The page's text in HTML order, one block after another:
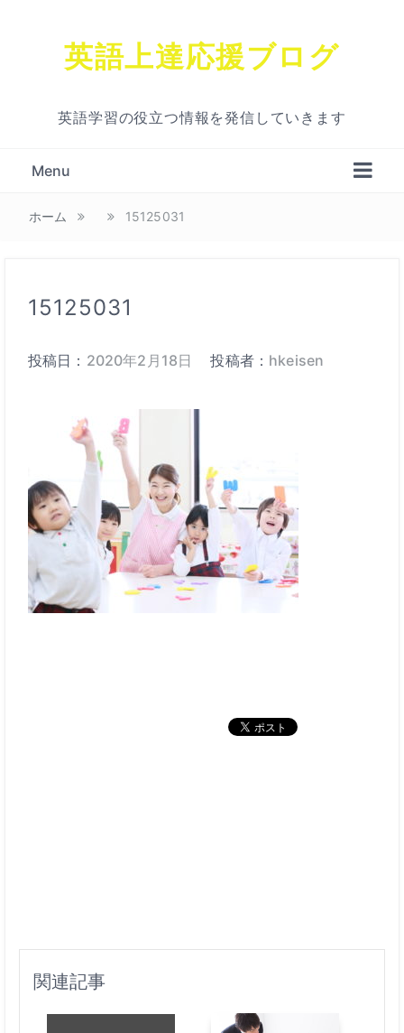
英語上達応援ブログ
英語学習の役立つ情報を発信していきます
Menu
ホーム 15125031
15125031
投稿日： 2020年2月18日 投稿者： hkeisen
関連記事